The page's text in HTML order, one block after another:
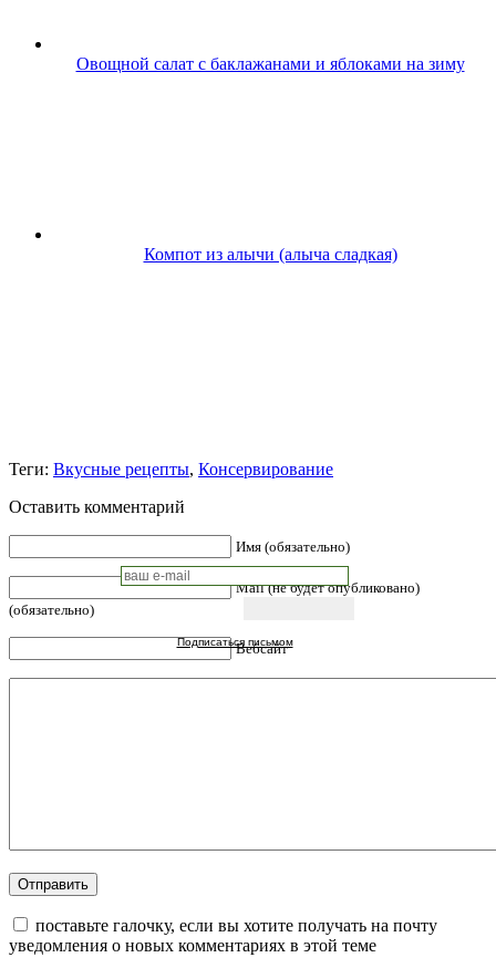
Овощной салат с баклажанами и яблоками на зиму
Компот из алычи (алыча сладкая)
Подписаться письмом
Теги: Вкусные рецепты, Консервирование
Оставить комментарий
Имя (обязательно)
Mail (не будет опубликовано)
(обязательно)
Вебсайт
поставьте галочку, если вы хотите получать на почту
уведомления о новых комментариях в этой теме